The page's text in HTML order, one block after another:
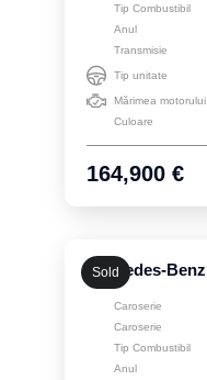
Tip Combustibil
Anul
Transmisie
Tip unitate
Mărimea motorului
Culoare
164,900 €
Sold
Caroserie
Caroserie
Tip Combustibil
Anul